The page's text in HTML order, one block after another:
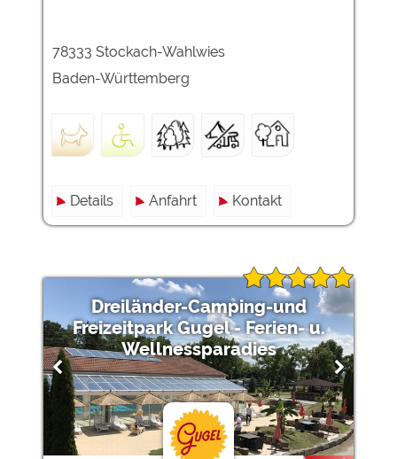
78333 Stockach-Wahlwies
Baden-Württemberg
Details Anfahrt Kontakt
Dreiländer-Camping-und
Freizeitpark Gugel - Ferien- u.
Wellnessparadies